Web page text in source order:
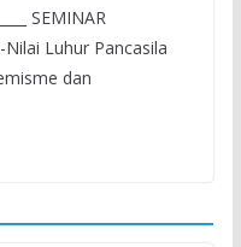
SEMINAR
Nilai Luhur Pancasila
dan